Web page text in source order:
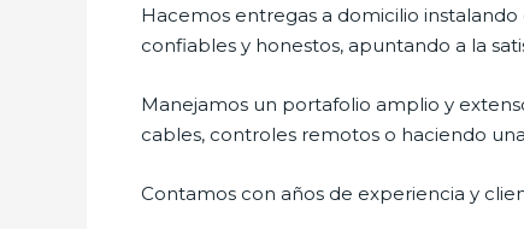
Hacemos entregas a domicilio instalando
confiables y honestos, apuntando a la
Manejamos un portafolio amplio y
cables, controles remotos o haciendo
Contamos con años de experiencia y